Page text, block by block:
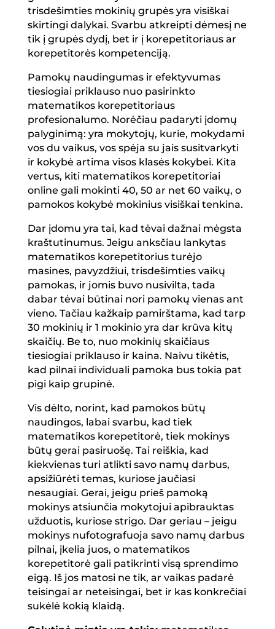
trisdešimties mokinių grupės yra visiškai
skirtingi dalykai. Svarbu atkreipti dėmesį ne
tik į grupės dydį, bet ir į korepetitoriaus ar
korepetitorės kompetenciją.
Pamokų naudingumas ir efektyvumas
tiesiogiai priklauso nuo pasirinkto
matematikos korepetitoriaus
profesionalumo. Norėčiau padaryti įdomų
palyginimą: yra mokytojų, kurie, mokydami
vos du vaikus, vos spėja su jais susitvarkyti
ir kokybė artima visos klasės kokybei. Kita
vertus, kiti matematikos korepetitoriai
online gali mokinti 40, 50 ar net 60 vaikų, o
pamokos kokybė mokinius visiškai tenkina.
Dar įdomu yra tai, kad tėvai dažnai mėgsta
kraštutinumus. Jeigu anksčiau lankytas
matematikos korepetitorius turėjo
masines, pavyzdžiui, trisdešimties vaikų
pamokas, ir jomis buvo nusivilta, tada
dabar tėvai būtinai nori pamokų vienas ant
vieno. Tačiau kažkaip pamirštama, kad tarp
30 mokinių ir 1 mokinio yra dar krūva kitų
skaičių. Be to, nuo mokinių skaičiaus
tiesiogiai priklauso ir kaina. Naivu tikėtis,
kad pilnai individuali pamoka bus tokia pat
pigi kaip grupinė.
Vis dėlto, norint, kad pamokos būtų
naudingos, labai svarbu, kad tiek
matematikos korepetitorė, tiek mokinys
būtų gerai pasiruošę. Tai reiškia, kad
kiekvienas turi atlikti savo namų darbus,
apsižiūrėti temas, kuriose jaučiasi
nesaugiai. Gerai, jeigu prieš pamoką
mokinys atsiunčia mokytojui apibrauktas
užduotis, kuriose strigo. Dar geriau – jeigu
mokinys nufotografuoja savo namų darbus
pilnai, įkelia juos, o matematikos
korepetitorė gali patikrinti visą sprendimo
eigą. Iš jos matosi ne tik, ar vaikas padarė
teisingai ar neteisingai, bet ir kas konkrečiai
sukėlė kokią klaidą.